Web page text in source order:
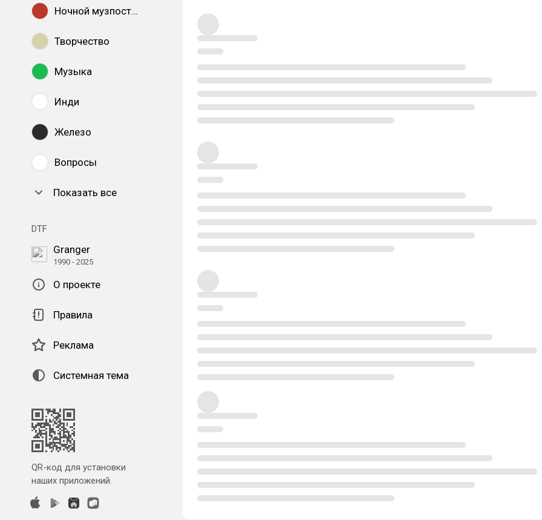
Ночной музпостинг
Творчество
Музыка
Инди
Железо
Вопросы
Показать все
DTF
Granger
1990 - 2025
О проекте
Правила
Реклама
Системная тема
QR-код для установки
наших приложений.